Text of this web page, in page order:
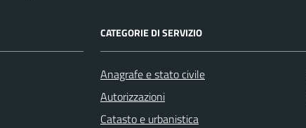
CATEGORIE DI SERVIZIO
Anagrafe e stato civile
Autorizzazioni
Catasto e urbanistica